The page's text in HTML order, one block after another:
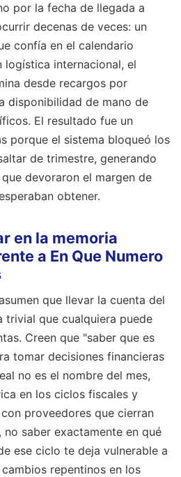
por la fecha de llegada a
decenas de veces: un
confía en el calendario
logística internacional, el
desde recargos por
disponibilidad de mano de
El resultado fue un
porque el sistema bloqueó los
de trimestre, generando
devoraron el margen de
obtener.
en la memoria
a En Que Numero
que llevar la cuenta del
trivial que cualquiera puede
Creen que "saber que es
tomar decisiones financieras
no es el nombre del mes,
en los ciclos fiscales y
proveedores que cierran
saber exactamente en qué
ese ciclo te deja vulnerable a
repentinos en los